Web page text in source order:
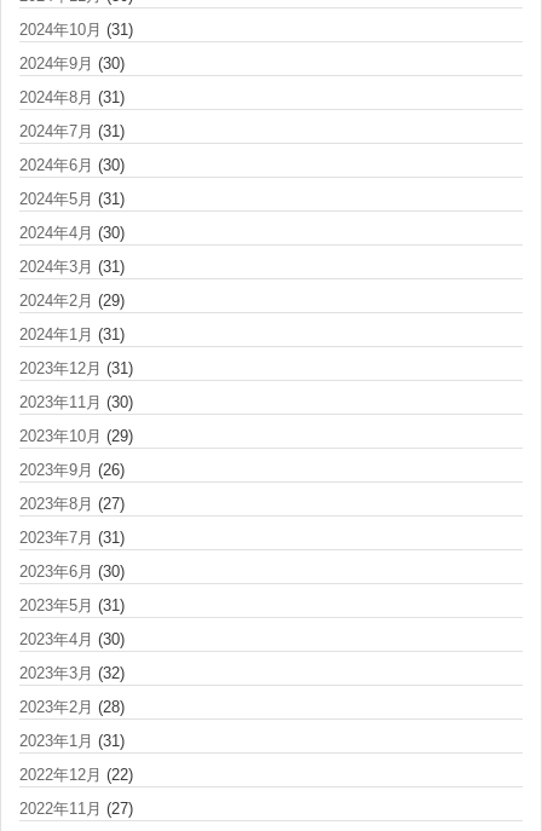
2024年10月 (31)
2024年9月 (30)
2024年8月 (31)
2024年7月 (31)
2024年6月 (30)
2024年5月 (31)
2024年4月 (30)
2024年3月 (31)
2024年2月 (29)
2024年1月 (31)
2023年12月 (31)
2023年11月 (30)
2023年10月 (29)
2023年9月 (26)
2023年8月 (27)
2023年7月 (31)
2023年6月 (30)
2023年5月 (31)
2023年4月 (30)
2023年3月 (32)
2023年2月 (28)
2023年1月 (31)
2022年12月 (22)
2022年11月 (27)